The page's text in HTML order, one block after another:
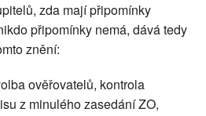
zda mají připomínky
připomínky nemá, dává tedy
znění:
ověřovatelů, kontrola
z minulého zasedání ZO,